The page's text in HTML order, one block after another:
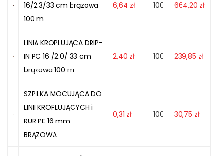
16/2.3/33 cm brązowa
100 m
6,64 zł 100 664,20 zł
LINIA KROPLUJĄCA DRIP-
IN PC 16 /2.0/ 33 cm
brązowa 100 m
2,40 zł 100 239,85 zł
SZPILKA MOCUJĄCA DO
LINII KROPLUJĄCYCH i
RUR PE 16 mm
BRĄZOWA
0,31 zł 100 30,75 zł